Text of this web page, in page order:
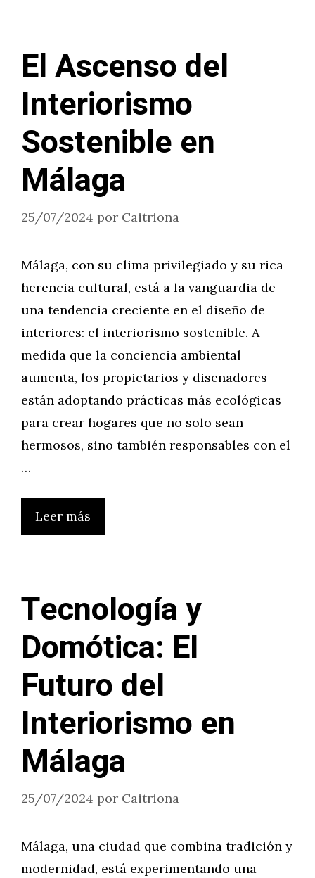
El Ascenso del
Interiorismo
Sostenible en
Málaga
25/07/2024 por Caitriona
Málaga, con su clima privilegiado y su rica
herencia cultural, está a la vanguardia de
una tendencia creciente en el diseño de
interiores: el interiorismo sostenible. A
medida que la conciencia ambiental
aumenta, los propietarios y diseñadores
están adoptando prácticas más ecológicas
para crear hogares que no solo sean
hermosos, sino también responsables con el
…
Leer más
Tecnología y
Domótica: El
Futuro del
Interiorismo en
Málaga
25/07/2024 por Caitriona
Málaga, una ciudad que combina tradición y
modernidad, está experimentando una